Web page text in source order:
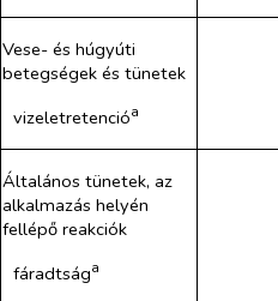
Vese- és húgyúti
betegségek és tünetek
vizeletretencióa
Általános tünetek, az
alkal​mazás helyén
fellépő reakciók
fáradtsága